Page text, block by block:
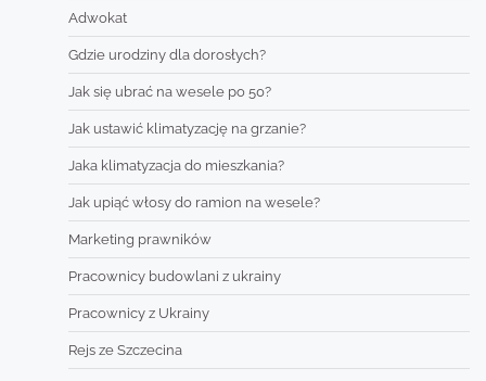
Adwokat
Gdzie urodziny dla dorosłych?
Jak się ubrać na wesele po 50?
Jak ustawić klimatyzację na grzanie?
Jaka klimatyzacja do mieszkania?
Jak upiąć włosy do ramion na wesele?
Marketing prawników
Pracownicy budowlani z ukrainy
Pracownicy z Ukrainy
Rejs ze Szczecina